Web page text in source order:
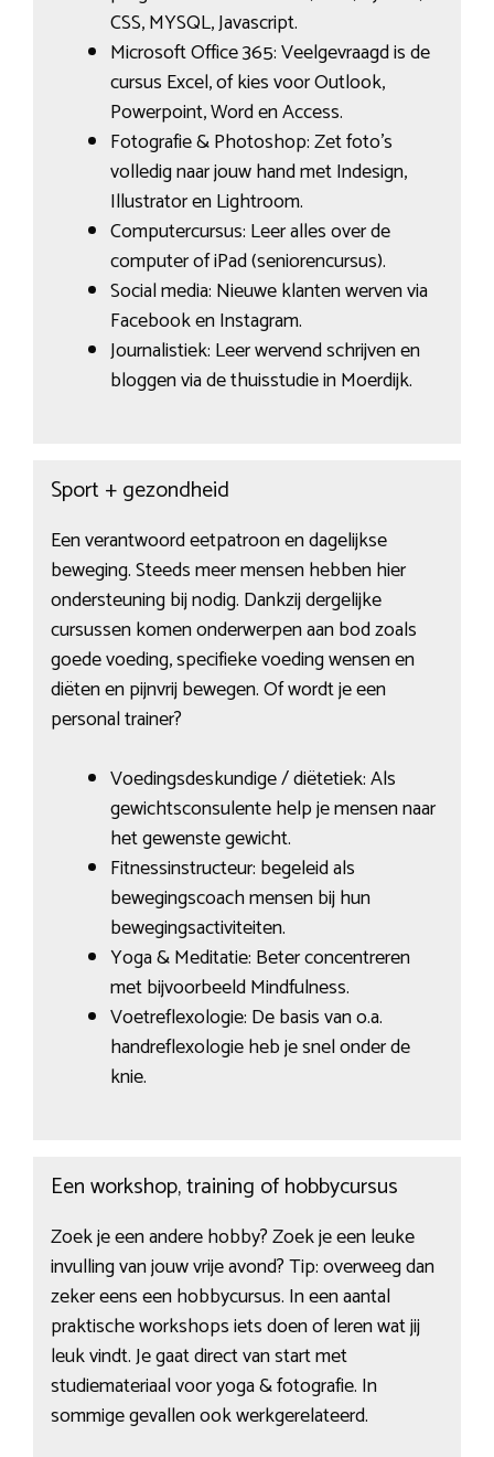
CSS, MYSQL, Javascript.
Microsoft Office 365: Veelgevraagd is de
cursus Excel, of kies voor Outlook,
Powerpoint, Word en Access.
Fotografie & Photoshop: Zet foto’s
volledig naar jouw hand met Indesign,
Illustrator en Lightroom.
Computercursus: Leer alles over de
computer of iPad (seniorencursus).
Social media: Nieuwe klanten werven via
Facebook en Instagram.
Journalistiek: Leer wervend schrijven en
bloggen via de thuisstudie in Moerdijk.
Sport + gezondheid
Een verantwoord eetpatroon en dagelijkse
beweging. Steeds meer mensen hebben hier
ondersteuning bij nodig. Dankzij dergelijke
cursussen komen onderwerpen aan bod zoals
goede voeding, specifieke voeding wensen en
diëten en pijnvrij bewegen. Of wordt je een
personal trainer?
Voedingsdeskundige / diëtetiek: Als
gewichtsconsulente help je mensen naar
het gewenste gewicht.
Fitnessinstructeur: begeleid als
bewegingscoach mensen bij hun
bewegingsactiviteiten.
Yoga & Meditatie: Beter concentreren
met bijvoorbeeld Mindfulness.
Voetreflexologie: De basis van o.a.
handreflexologie heb je snel onder de
knie.
Een workshop, training of hobbycursus
Zoek je een andere hobby? Zoek je een leuke
invulling van jouw vrije avond? Tip: overweeg dan
zeker eens een hobbycursus. In een aantal
praktische workshops iets doen of leren wat jij
leuk vindt. Je gaat direct van start met
studiemateriaal voor yoga & fotografie. In
sommige gevallen ook werkgerelateerd.